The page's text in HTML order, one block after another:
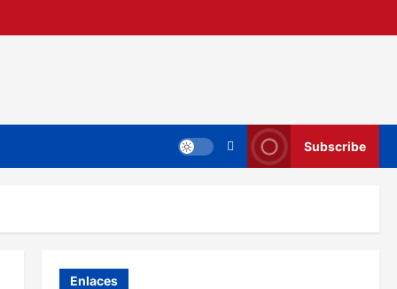
Subscribe
Enlaces